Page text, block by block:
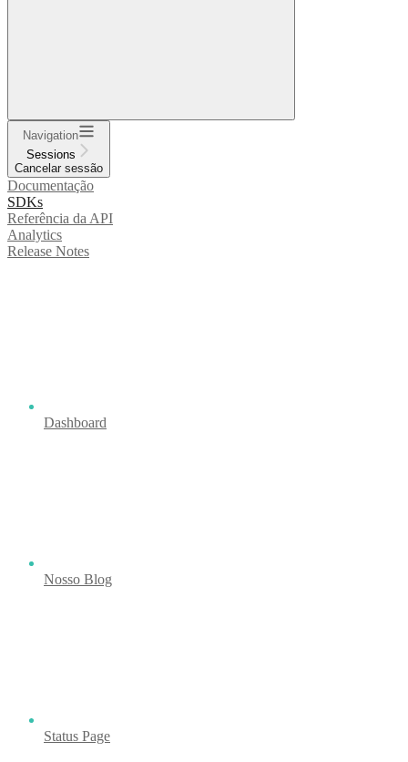
Navigation
Sessions
Cancelar sessão
Documentação
SDKs
Referência da API
Analytics
Release Notes
Dashboard
Nosso Blog
Status Page